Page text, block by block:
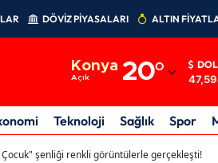
DÖVİZ PİYASALARI ALTIN
Konya
Açık 20°
Adıyaman
Afyonkarahisar
Teknoloji Sağlık Spor
şenliği renkli görüntülerle gerçekleşti!